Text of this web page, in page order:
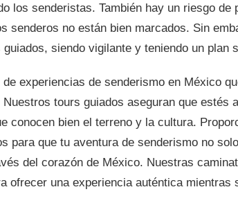
los senderistas. También hay un riesgo de
senderos no están bien marcados. Sin
siendo vigilante y teniendo un plan
experiencias de senderismo en México
tours guiados aseguran que estés
conocen bien el terreno y la cultura.
para que tu aventura de senderismo no
del corazón de México. Nuestras
ofrecer una experiencia auténtica mientras